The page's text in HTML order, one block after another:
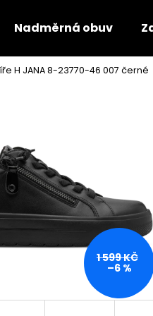
Nadměrná obuv
H JANA 8-23770-46 007 černé
1 599 KČ
–6 %
najít?